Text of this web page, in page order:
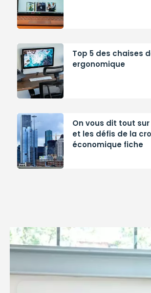
Top 5 des chaises
ergonomique
On vous dit tout
et les défis de la
économique fiche